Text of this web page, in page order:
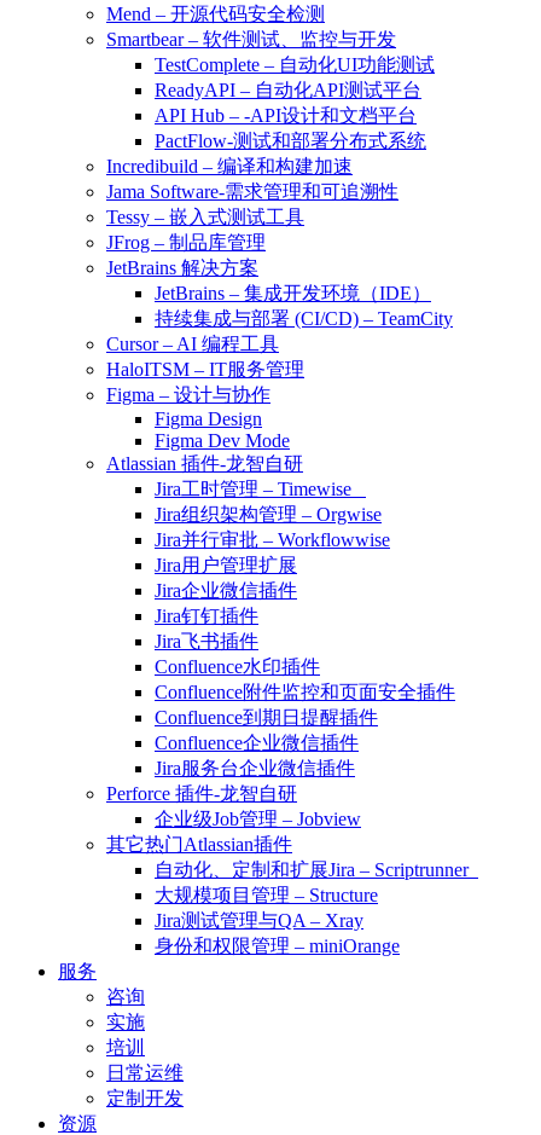
Mend – 开源代码安全检测
Smartbear – 软件测试、监控与开发
TestComplete – 自动化UI功能测试
ReadyAPI – 自动化API测试平台
API Hub – -API设计和文档平台
PactFlow-测试和部署分布式系统
Incredibuild – 编译和构建加速
Jama Software-需求管理和可追溯性
Tessy – 嵌入式测试工具
JFrog – 制品库管理
JetBrains 解决方案
JetBrains – 集成开发环境（IDE）
持续集成与部署 (CI/CD) – TeamCity
Cursor – AI 编程工具
HaloITSM – IT服务管理
Figma – 设计与协作
Figma Design
Figma Dev Mode
Atlassian 插件-龙智自研
Jira工时管理 – Timewise
Jira组织架构管理 – Orgwise
Jira并行审批 – Workflowwise
Jira用户管理扩展
Jira企业微信插件
Jira钉钉插件
Jira飞书插件
Confluence水印插件
Confluence附件监控和页面安全插件
Confluence到期日提醒插件
Confluence企业微信插件
Jira服务台企业微信插件
Perforce 插件-龙智自研
企业级Job管理 – Jobview
其它热门Atlassian插件
自动化、定制和扩展Jira – Scriptrunner
大规模项目管理 – Structure
Jira测试管理与QA – Xray
身份和权限管理 – miniOrange
服务
咨询
实施
培训
日常运维
定制开发
资源